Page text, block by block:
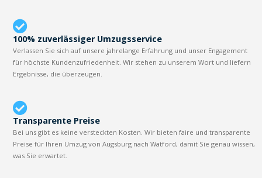
100% zuverlässiger Umzugsservice
Verlassen Sie sich auf unsere jahrelange Erfahrung und unser Engagement
für höchste Kundenzufriedenheit. Wir stehen zu unserem Wort und liefern
Ergebnisse, die überzeugen.
Transparente Preise
Bei uns gibt es keine versteckten Kosten. Wir bieten faire und transparente
Preise für Ihren Umzug von Augsburg nach Watford, damit Sie genau wissen,
was Sie erwartet.